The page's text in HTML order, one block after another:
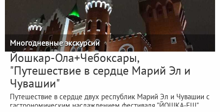
Многодневные экскурсии
Йошкар-Ола+Чебоксары,
"Путешествие в сердце Марий Эл и
Чувашии"
Путешествие в сердце двух республик Марий Эл и Чувашии с
гастрономическим наслаждением фестиваля "ЙОШКА-ЕШ"